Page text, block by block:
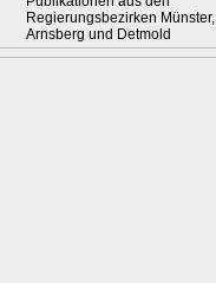
Regierungsbezirken Münster,
Arnsberg und Detmold